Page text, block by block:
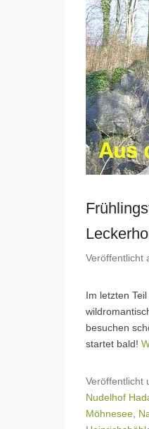
Veröffentlicht
Im letzten
besuchen
startet bald!
Veröffentlicht
Nudelhof
Möhnesee